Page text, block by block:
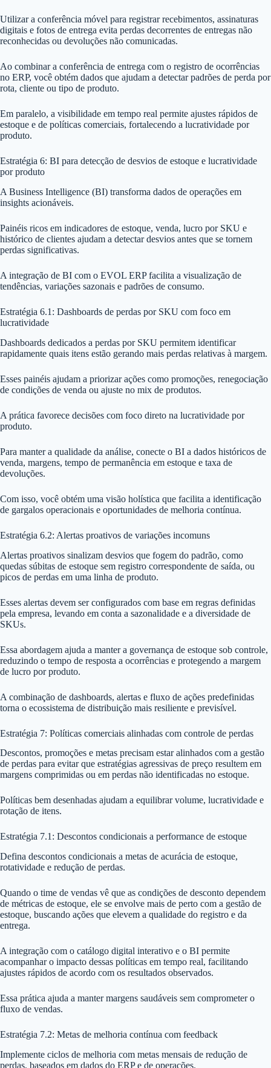
Utilizar a conferência móvel para registrar recebimentos, assinaturas
digitais e fotos de entrega evita perdas decorrentes de entregas não
reconhecidas ou devoluções não comunicadas.
Ao combinar a conferência de entrega com o registro de ocorrências
no ERP, você obtém dados que ajudam a detectar padrões de perda por
rota, cliente ou tipo de produto.
Em paralelo, a visibilidade em tempo real permite ajustes rápidos de
estoque e de políticas comerciais, fortalecendo a lucratividade por
produto.
Estratégia 6: BI para detecção de desvios de estoque e lucratividade
por produto
A Business Intelligence (BI) transforma dados de operações em
insights acionáveis.
Painéis ricos em indicadores de estoque, venda, lucro por SKU e
histórico de clientes ajudam a detectar desvios antes que se tornem
perdas significativas.
A integração de BI com o EVOL ERP facilita a visualização de
tendências, variações sazonais e padrões de consumo.
Estratégia 6.1: Dashboards de perdas por SKU com foco em
lucratividade
Dashboards dedicados a perdas por SKU permitem identificar
rapidamente quais itens estão gerando mais perdas relativas à margem.
Esses painéis ajudam a priorizar ações como promoções, renegociação
de condições de venda ou ajuste no mix de produtos.
A prática favorece decisões com foco direto na lucratividade por
produto.
Para manter a qualidade da análise, conecte o BI a dados históricos de
venda, margens, tempo de permanência em estoque e taxa de
devoluções.
Com isso, você obtém uma visão holística que facilita a identificação
de gargalos operacionais e oportunidades de melhoria contínua.
Estratégia 6.2: Alertas proativos de variações incomuns
Alertas proativos sinalizam desvios que fogem do padrão, como
quedas súbitas de estoque sem registro correspondente de saída, ou
picos de perdas em uma linha de produto.
Esses alertas devem ser configurados com base em regras definidas
pela empresa, levando em conta a sazonalidade e a diversidade de
SKUs.
Essa abordagem ajuda a manter a governança de estoque sob controle,
reduzindo o tempo de resposta a ocorrências e protegendo a margem
de lucro por produto.
A combinação de dashboards, alertas e fluxo de ações predefinidas
torna o ecossistema de distribuição mais resiliente e previsível.
Estratégia 7: Políticas comerciais alinhadas com controle de perdas
Descontos, promoções e metas precisam estar alinhados com a gestão
de perdas para evitar que estratégias agressivas de preço resultem em
margens comprimidas ou em perdas não identificadas no estoque.
Políticas bem desenhadas ajudam a equilibrar volume, lucratividade e
rotação de itens.
Estratégia 7.1: Descontos condicionais a performance de estoque
Defina descontos condicionais a metas de acurácia de estoque,
rotatividade e redução de perdas.
Quando o time de vendas vê que as condições de desconto dependem
de métricas de estoque, ele se envolve mais de perto com a gestão de
estoque, buscando ações que elevem a qualidade do registro e da
entrega.
A integração com o catálogo digital interativo e o BI permite
acompanhar o impacto dessas políticas em tempo real, facilitando
ajustes rápidos de acordo com os resultados observados.
Essa prática ajuda a manter margens saudáveis sem comprometer o
fluxo de vendas.
Estratégia 7.2: Metas de melhoria contínua com feedback
Implemente ciclos de melhoria com metas mensais de redução de
perdas, baseados em dados do ERP e de operações.